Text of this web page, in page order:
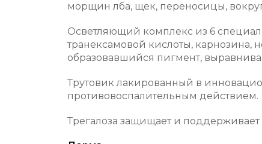
морщин лба, щек, переносицы,
Осветляющий комплекс из 6
транексамовой кислоты, карнозина,
образовавшийся пигмент,
Трутовик лакированный в
противовоспалительным действием.
Трегалоза защищает и